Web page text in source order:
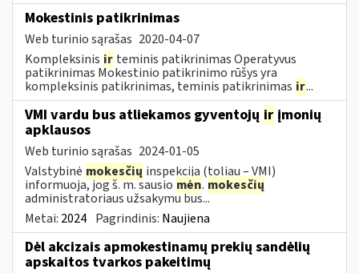
Mokestinis patikrinimas
Web turinio sąrašas 2020-04-07
Kompleksinis ir teminis patikrinimas Operatyvus
patikrinimas Mokestinio patikrinimo rūšys yra
kompleksinis patikrinimas, teminis patikrinimas ir...
VMI vardu bus atliekamos gyventojų ir įmonių
apklausos
Web turinio sąrašas 2024-01-05
Valstybinė mokesčių inspekcija (toliau – VMI)
informuoja, jog š. m. sausio mėn. mokesčių
administratoriaus užsakymu bus...
Metai: 2024 Pagrindinis: Naujiena
Dėl akcizais apmokestinamų prekių sandėlių
apskaitos tvarkos pakeitimų